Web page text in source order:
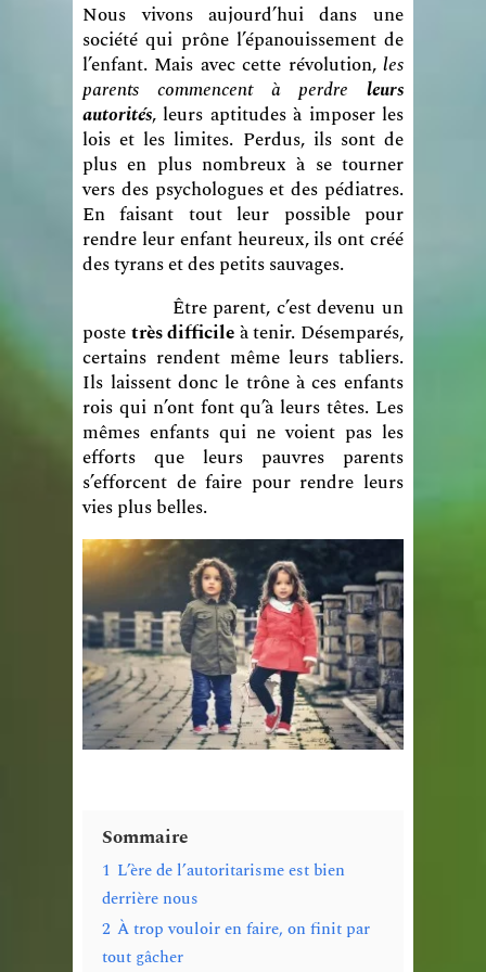
Nous vivons aujourd’hui dans une
société qui prône l’épanouissement de
l’enfant. Mais avec cette révolution, les
parents commencent à perdre leurs
autorités, leurs aptitudes à imposer les
lois et les limites. Perdus, ils sont de
plus en plus nombreux à se tourner
vers des psychologues et des pédiatres.
En faisant tout leur possible pour
rendre leur enfant heureux, ils ont créé
des tyrans et des petits sauvages.
Être parent, c’est devenu un
postetrès difficileà tenir. Désemparés,
certains rendent même leurs tabliers.
Ils laissent donc le trône à ces enfants
rois qui n’ont font qu’à leurs têtes. Les
mêmes enfants qui ne voient pas les
efforts que leurs pauvres parents
s’efforcent de faire pour rendre leurs
vies plus belles.
Sommaire
1 L’ère de l’autoritarisme est bien
derrière nous
2 À trop vouloir en faire, on finit par
tout gâcher